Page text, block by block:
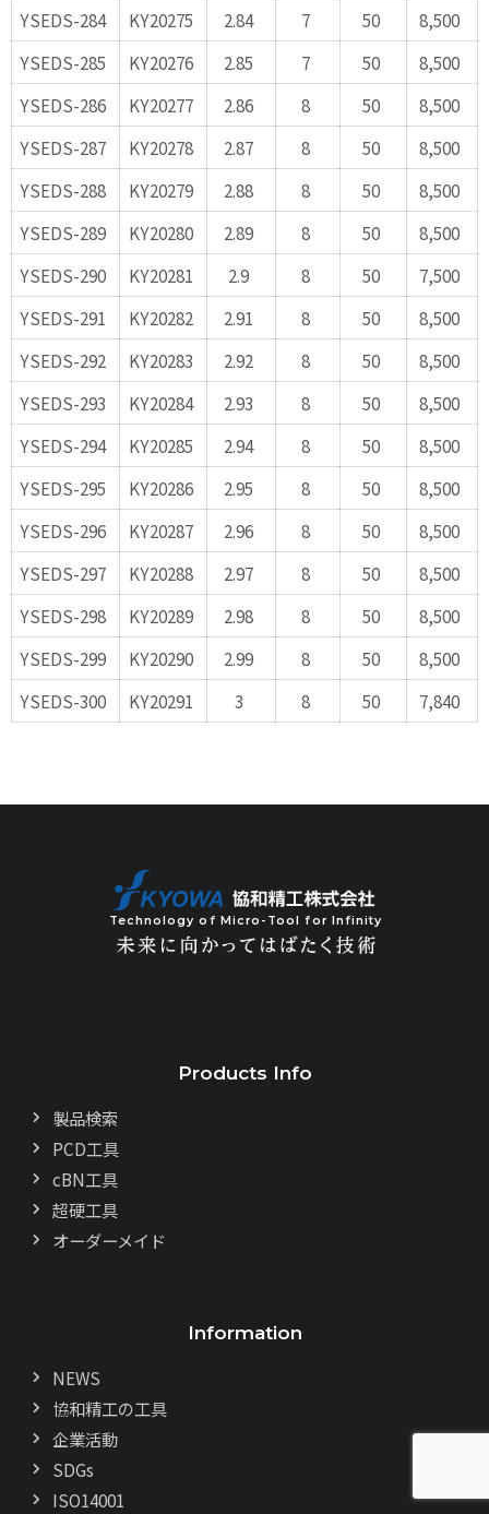
YSEDS-284
KY20275 2.84 7 50
8,500
YSEDS-285
KY20276 2.85 7 50
8,500
YSEDS-286
KY20277 2.86 8 50
8,500
YSEDS-287
KY20278 2.87 8 50
8,500
YSEDS-288
KY20279 2.88 8 50
8,500
YSEDS-289
KY20280 2.89 8 50
8,500
YSEDS-290
KY20281 2.9 8 50
7,500
YSEDS-291
KY20282 2.91 8 50
8,500
YSEDS-292
KY20283 2.92 8 50
8,500
YSEDS-293
KY20284 2.93 8 50
8,500
YSEDS-294
KY20285 2.94 8 50
8,500
YSEDS-295
KY20286 2.95 8 50
8,500
YSEDS-296
KY20287 2.96 8 50
8,500
YSEDS-297
KY20288 2.97 8 50
8,500
YSEDS-298
KY20289 2.98 8 50
8,500
YSEDS-299
KY20290 2.99 8 50
8,500
YSEDS-300
KY20291 3 8 50 7,840
Technology of Micro-Tool for Infinity
Products Info
製品検索
PCD工具
cBN工具
超硬工具
オーダーメイド
Information
NEWS
協和精工の工具
企業活動
SDGs
ISO14001